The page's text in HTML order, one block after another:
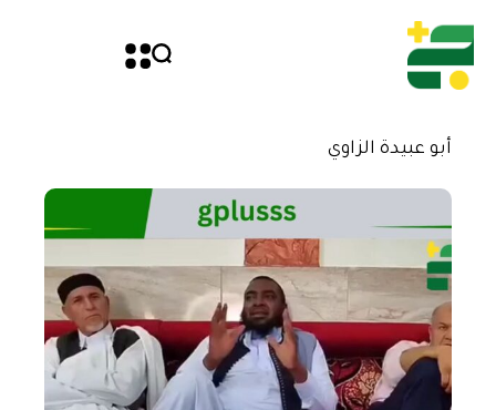
أبو عبيدة الزاوي